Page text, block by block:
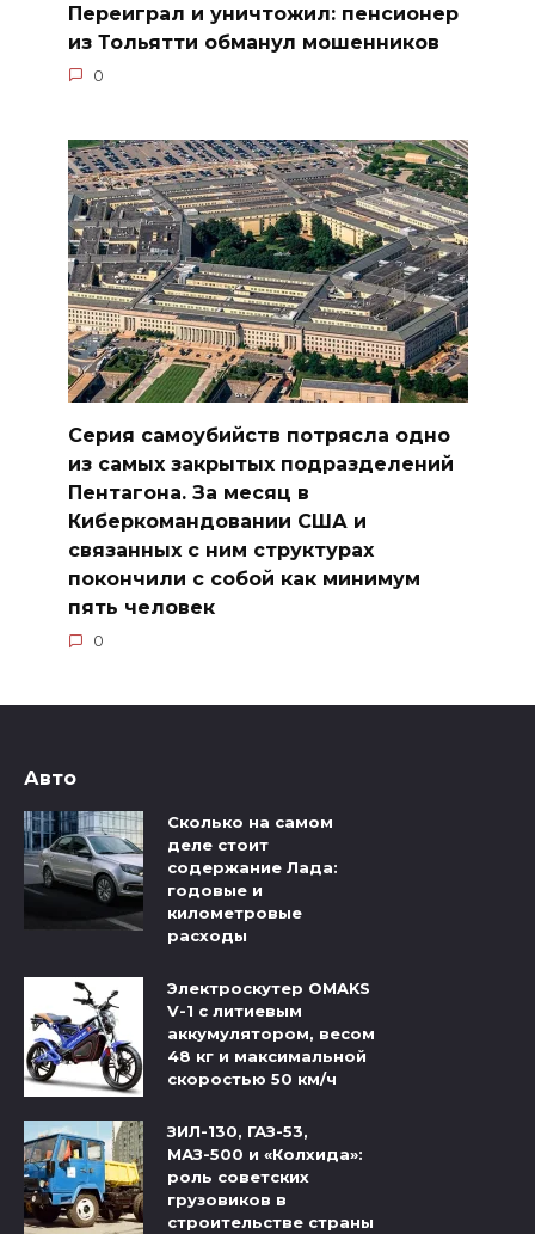
Переиграл и уничтожил: пенсионер
из Тольятти обманул мошенников
0
Серия самоубийств потрясла одно
из самых закрытых подразделений
Пентагона. За месяц в
Киберкомандовании США и
связанных с ним структурах
покончили с собой как минимум
пять человек
0
Авто
Сколько на самом
деле стоит
содержание Лада:
годовые и
километровые
расходы
Электроскутер OMAKS
V-1 с литиевым
аккумулятором, весом
48 кг и максимальной
скоростью 50 км/ч
ЗИЛ-130, ГАЗ-53,
МАЗ-500 и «Колхида»:
роль советских
грузовиков в
строительстве страны